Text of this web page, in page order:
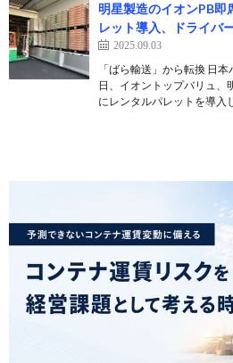
明星製造のイオンPB即
レット導入、ドライバ
2025.09.03
「ばら輸送」から転換 日
日、イオントップバリュ、
にレンタルパレットを導入